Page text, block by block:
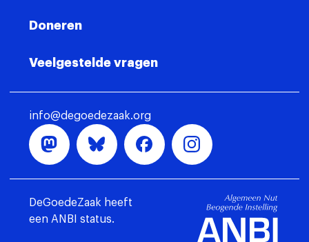
Doneren
Veelgestelde vragen
info@degoedezaak.org
DeGoedeZaak heeft
een ANBI status.